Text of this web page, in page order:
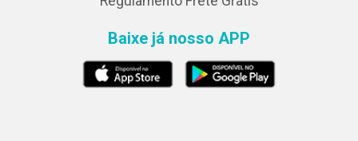
Baixe já nosso APP